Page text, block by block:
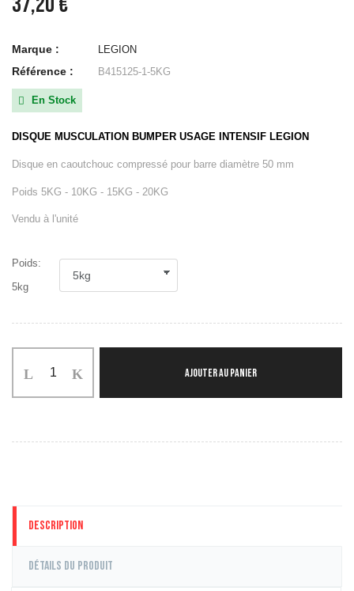
Marque : LEGION
Référence : B415125-1-5KG
 En Stock
DISQUE MUSCULATION BUMPER USAGE INTENSIF LEGION
Disque en caoutchouc compressé pour barre diamètre 50 mm
Poids 5KG - 10KG - 15KG - 20KG
Vendu à l'unité
Poids:
5kg
AJOUTER AU PANIER
Description
Détails du produit